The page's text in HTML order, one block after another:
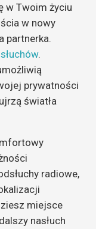
w Twoim życiu
w nowy
partnerka.
.
prywatności
światła
radiowe,
miejsce
nasłuch